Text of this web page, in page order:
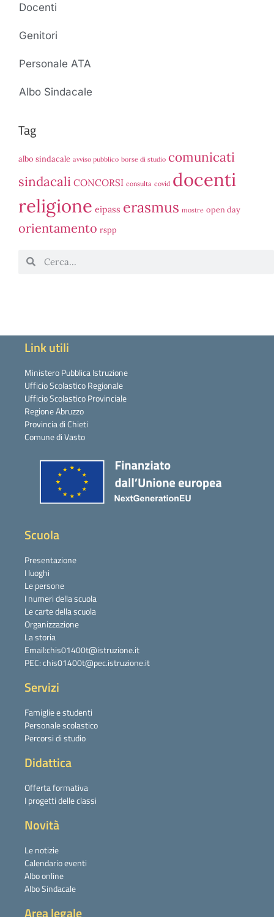
Docenti
Genitori
Personale ATA
Albo Sindacale
Tag
albo sindacale avviso pubblico borse di studio comunicati
sindacali CONCORSI consulta covid docenti
religione eipass erasmus mostre open day
orientamento rspp
Link utili
Ministero Pubblica Istruzione
Ufficio Scolastico Regionale
Ufficio Scolastico Provinciale
Regione Abruzzo
Provincia di Chieti
Comune di Vasto
Scuola
Presentazione
I luoghi
Le persone
I numeri della scuola
Le carte della scuola
Organizzazione
La storia
Email:chis01400t@istruzione.it
PEC: chis01400t@pec.istruzione.it
Servizi
Famiglie e studenti
Personale scolastico
Percorsi di studio
Didattica
Offerta formativa
I progetti delle classi
Novità
Le notizie
Calendario eventi
Albo online
Albo Sindacale
Area legale